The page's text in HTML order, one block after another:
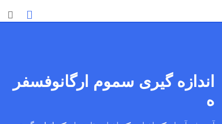
اندازه گیری سموم ارگانوفسفر
ه